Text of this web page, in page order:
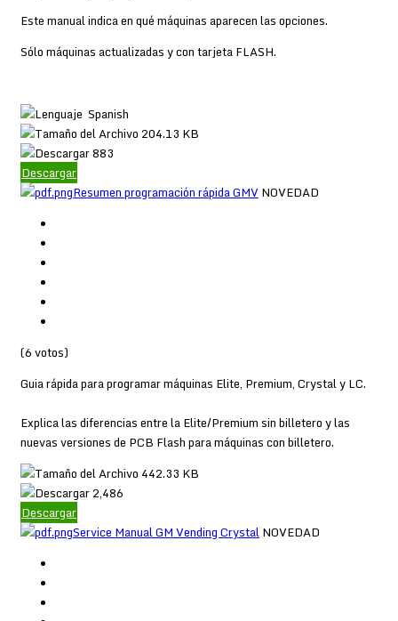
Este manual indica en qué máquinas aparecen las opciones.
Sólo máquinas actualizadas y con tarjeta FLASH.
Spanish
204.13 KB
883
Descargar
Resumen programación rápida GMV NOVEDAD
(6 votos)
Guia rápida para programar máquinas Elite, Premium, Crystal y LC.
Explica las diferencias entre la Elite/Premium sin billetero y las
nuevas versiones de PCB Flash para máquinas con billetero.
442.33 KB
2,486
Descargar
Service Manual GM Vending CrystalNOVEDAD